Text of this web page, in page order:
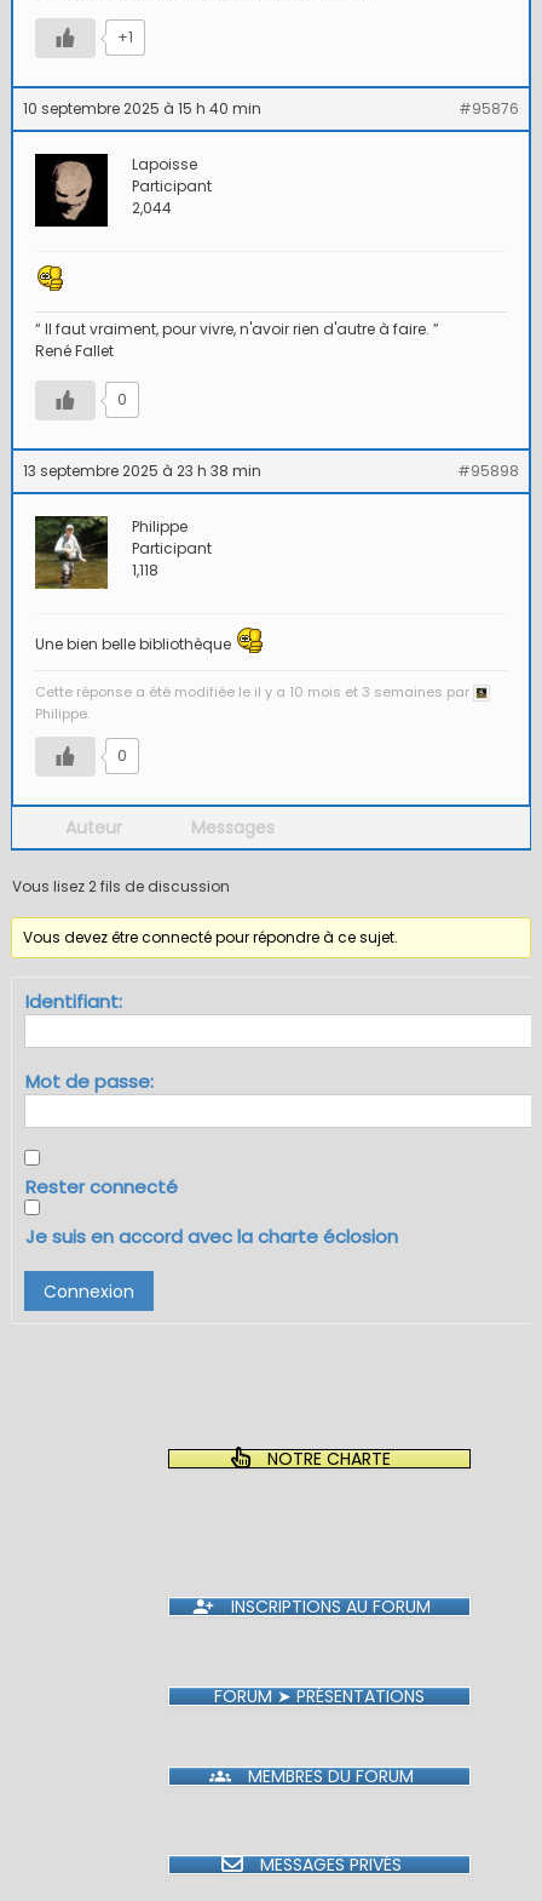
+1
10 septembre 2025 à 15 h 40 min #95876
Lapoisse
Participant
2,044
“ Il faut vraiment, pour vivre, n'avoir rien d'autre à faire. ”
René Fallet
0
13 septembre 2025 à 23 h 38 min #95898
Philippe
Participant
1,118
Une bien belle bibliothèque
Cette réponse a été modifiée le il y a 10 mois et 3 semaines par
Philippe.
0
Auteur Messages
Vous lisez 2 fils de discussion
Vous devez être connecté pour répondre à ce sujet.
Identifiant:
Mot de passe:
Rester connecté
Je suis en accord avec la charte éclosion
Connexion
NOTRE CHARTE
INSCRIPTIONS AU FORUM
FORUM ➤ PRÉSENTATIONS
MEMBRES DU FORUM
MESSAGES PRIVÉS